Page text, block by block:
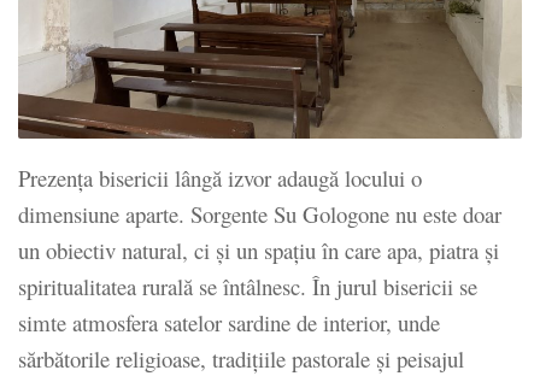
Prezența bisericii lângă izvor adaugă locului o
dimensiune aparte. Sorgente Su Gologone nu este doar
un obiectiv natural, ci și un spațiu în care apa, piatra și
spiritualitatea rurală se întâlnesc. În jurul bisericii se
simte atmosfera satelor sardine de interior, unde
sărbătorile religioase, tradițiile pastorale și peisajul